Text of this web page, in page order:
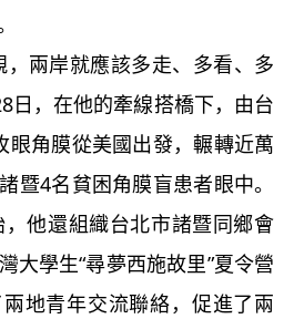
兩岸就應該多走、多看、多
日，在他的牽線搭橋下，由台
眼角膜從美國出發，輾轉近萬
暨4名貧困角膜盲患者眼中。
他還組織台北市諸暨同鄉會
大學生“尋夢西施故里”夏令營
地青年交流聯絡，促進了兩